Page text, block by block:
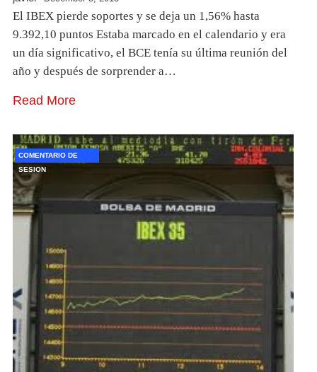
El IBEX pierde soportes y se deja un 1,56% hasta
9.392,10 puntos Estaba marcado en el calendario y era
un día significativo, el BCE tenía su última reunión del
año y después de sorprender a…
Read More
COMENTARIO DE
SESION